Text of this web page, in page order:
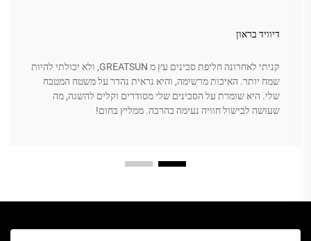
דיוויד בראון
קניתי לאחרונה חליפת סכינים עץ מ GREATSUN, ולא יכולתי להיות
שמח יותר. האיכות מרשימה, והיא נראית נהדר על משטח המטבח
שלי. היא שומרת על הסכינים שלי מסודרים וקלים להשגה, מה
שעושה לבישול חוויה נעימה בהרבה. ממליץ בחום!